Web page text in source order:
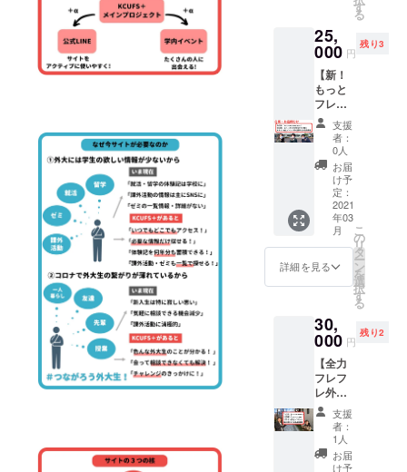
様なサ
イトに
ついて
紹介す
る記事
内に掲
載する
予定で
す。
ご希望
の方は
サーと
してお
名前を
KCUFS
+サイト
内およ
び、イ
ベント
時の資
料に掲
載させ
ていた
す。 ※
サイト
掲載す
る場所
は、
「KCUF
S＋と
は？」
という
様なサ
イトに
ついて
ださ
い。希
望され
ない場
合は
「希望
しな
い」と
ご記入
くださ
い。】
詳細▼
・全
ページ
の最下
部にサ
イズ縦
しま
す。 ・
埋め込
み可能
ですの
で、広
告を
タップ
するこ
にスポ
ンサー
として
お名前
掲載 ※
先着3名
様
※3/9か
ら1年間
【⚠支
援時、
必ず備
考欄に
ご希望
のお名
前をご
記入く
ない場
合は
「希望
しな
い」と
ご記入
くださ
い。ま
た、ロ
ゴ画像
など画
す
る
25,
000 円
残り3
【新！
もっと
フレフ
レ外大
生コー
ス】 ①
サイト
トップ
ページ
中間あ
たりに
広告を
表示 ②
トップ
ページ
以外の
ジの３
万円の
広告の
下に広
告を表
示 ③サ
イト内
及びイ
ベント
時の資
料にス
支援
者：
0人
お届
け予
定：
2021
年03
月
詳細を見る
こ
の
リ
タ
ー
ン
を
選
択
す
る
30,
000 円
残り2
【全力
フレフ
レ外大
生コー
ス】 内
容▼ ①
サイト
トップ
支援
者：
1人
お届
け予